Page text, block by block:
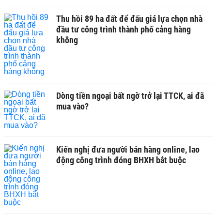
Thu hồi 89 ha đất để đấu giá lựa chọn nhà
đầu tư công trình thành phố cảng hàng
không
Dòng tiền ngoại bất ngờ trở lại TTCK, ai đã
mua vào?
Kiến nghị đưa người bán hàng online, lao
động công trình đóng BHXH bắt buộc